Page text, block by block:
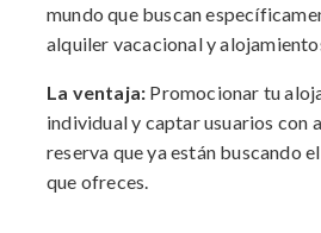
mundo que buscan
alquiler vacacional y
La ventaja: Promocionar tu
individual y captar usuarios con
reserva que ya están buscando
que ofreces.